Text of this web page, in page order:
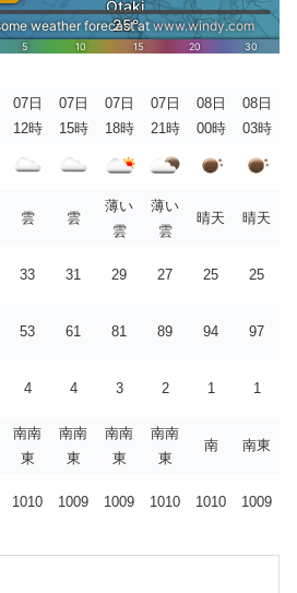
07日
12時
07日
15時
07日
18時
07日
21時
08日
00時
08日
03時
雲 雲
薄い
雲
薄い
雲
晴天 晴天
33 31 29 27 25 25
53 61 81 89 94 97
4 4 3 2 1 1
南南
東
南南
東
南南
東
南南
東
南 南東
1010 1009 1009 1010 1010 1009